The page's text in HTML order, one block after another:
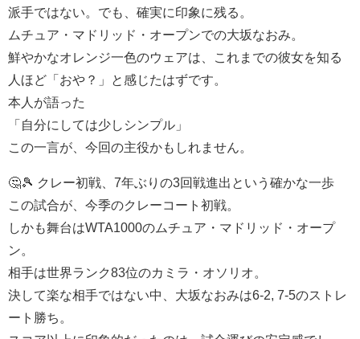
派手ではない。でも、確実に印象に残る。
ムチュア・マドリッド・オープンでの大坂なおみ。
鮮やかなオレンジ一色のウェアは、これまでの彼女を知る
人ほど「おや？」と感じたはずです。
本人が語った
「自分にしては少しシンプル」
この一言が、今回の主役かもしれません。
🤔🎾 クレー初戦、7年ぶりの3回戦進出という確かな一歩
この試合が、今季のクレーコート初戦。
しかも舞台はWTA1000のムチュア・マドリッド・オープ
ン。
相手は世界ランク83位のカミラ・オソリオ。
決して楽な相手ではない中、大坂なおみは6-2, 7-5のストレ
ート勝ち。